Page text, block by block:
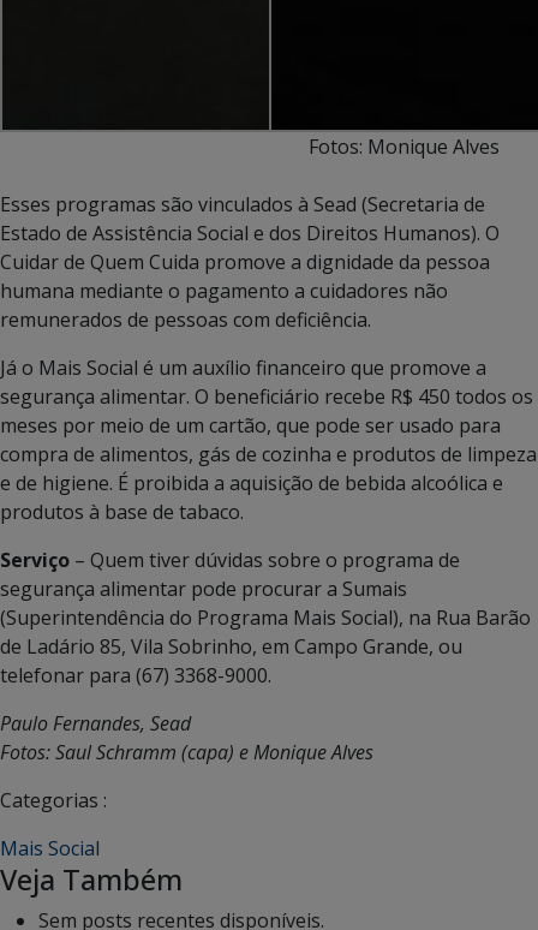
Fotos: Monique Alves
Esses programas são vinculados à Sead (Secretaria de
Estado de Assistência Social e dos Direitos Humanos). O
Cuidar de Quem Cuida promove a dignidade da pessoa
humana mediante o pagamento a cuidadores não
remunerados de pessoas com deficiência.
Já o Mais Social é um auxílio financeiro que promove a
segurança alimentar. O beneficiário recebe R$ 450 todos os
meses por meio de um cartão, que pode ser usado para
compra de alimentos, gás de cozinha e produtos de limpeza
e de higiene. É proibida a aquisição de bebida alcoólica e
produtos à base de tabaco.
Serviço – Quem tiver dúvidas sobre o programa de
segurança alimentar pode procurar a Sumais
(Superintendência do Programa Mais Social), na Rua Barão
de Ladário 85, Vila Sobrinho, em Campo Grande, ou
telefonar para (67) 3368-9000.
Paulo Fernandes, Sead
Fotos: Saul Schramm (capa) e Monique Alves
Categorias :
Mais Social
Veja Também
Sem posts recentes disponíveis.